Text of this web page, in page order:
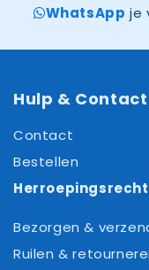
WhatsApp je
Hulp & Contact
Contact
Bestellen
Herroepingsrecht
Bezorgen &
Ruilen &